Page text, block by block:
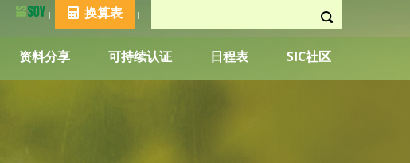
换算表
资料分享 可持续认证 日程表 SIC社区